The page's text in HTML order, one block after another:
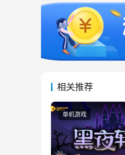
相关推荐
单机游戏